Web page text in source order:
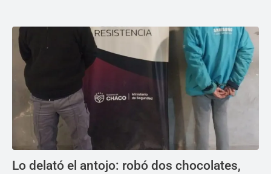
Lo delató el antojo: robó dos chocolates,